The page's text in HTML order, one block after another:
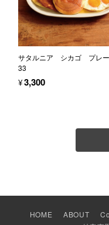
サタルニア シカゴ プレ
33
¥3,300
HOME ABOUT